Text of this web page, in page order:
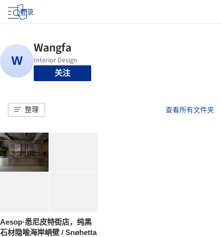
登录
关注
整理 查看所有文件夹
Aesop·悉尼皮特街店，纯黑
石材隐喻海岸峭壁 / Snøhetta